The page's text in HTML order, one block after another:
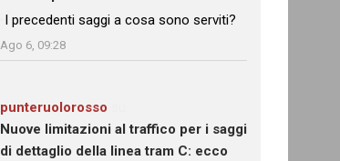
: “I precedenti saggi a cosa sono serviti?
Ago 6, 09:28
punteruolorosso
Nuove limitazioni al traffico per i saggi
di dettaglio della linea tram C: ecco